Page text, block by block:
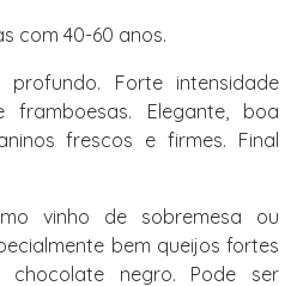
com 40-60 anos.
profundo. Forte intensidade
framboesas. Elegante, boa
frescos e firmes. Final
vinho de sobremesa ou
bem queijos fortes
negro. Pode ser